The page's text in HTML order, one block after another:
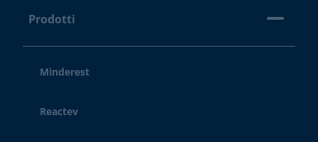
Prodotti
Minderest
Reactev